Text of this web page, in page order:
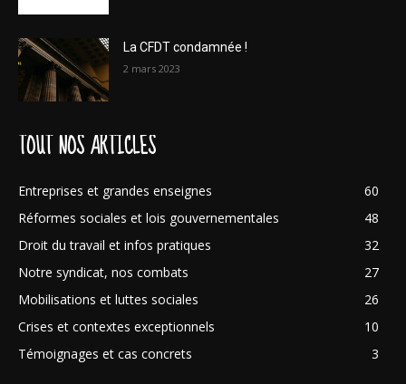
La CFDT condamnée !
2 mars 2023
TOUT NOS ARTICLES
Entreprises et grandes enseignes
60
Réformes sociales et lois gouvernementales
48
Droit du travail et infos pratiques
32
Notre syndicat, nos combats
27
Mobilisations et luttes sociales
26
Crises et contextes exceptionnels
10
Témoignages et cas concrets
3